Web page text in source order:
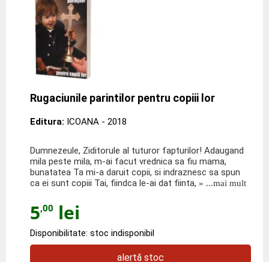
Rugaciunile parintilor pentru copiii lor
Editura: ICOANA - 2018
Dumnezeule, Ziditorule al tuturor fapturilor! Adaugand
mila peste mila, m-ai facut vrednica sa fiu mama,
bunatatea Ta mi-a daruit copii, si indraznesc sa spun
ca ei sunt copiii Tai, fiindca le-ai dat fiinta, » ...mai mult
5,00 lei
Disponibilitate: stoc indisponibil
alertă stoc